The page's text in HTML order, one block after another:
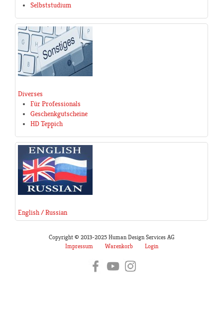
Selbststudium
Diverses
Für Professionals
Geschenkgutscheine
HD Teppich
English / Russian
Copyright © 2013-2025 Human Design Services AG
Impressum
Warenkorb Login